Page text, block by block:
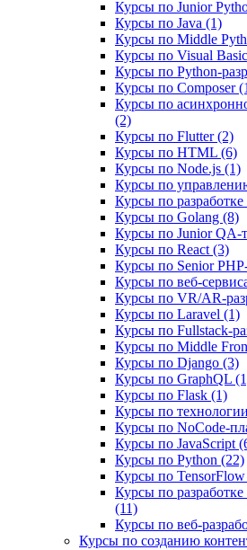
Курсы по Junior
Курсы по Java (1)
Курсы по Middle
Курсы по Visual
Курсы по Python-
Курсы по Composer
Курсы по
(2)
Курсы по Flutter (2)
Курсы по HTML (6)
Курсы по Node.js (1)
Курсы по
Курсы по
Курсы по Golang (8)
Курсы по Junior QA-
Курсы по React (3)
Курсы по Senior
Курсы по
Курсы по VR/
Курсы по Laravel (1)
Курсы по
Курсы по Middle
Курсы по Django (3)
Курсы по GraphQL
Курсы по Flask (1)
Курсы по
Курсы по
Курсы по JavaScript
Курсы по Python (22)
Курсы по
Курсы по
(11)
Курсы по
Курсы по созданию